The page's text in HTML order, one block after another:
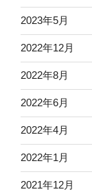
2023年5月
2022年12月
2022年8月
2022年6月
2022年4月
2022年1月
2021年12月